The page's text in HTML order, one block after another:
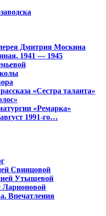
Дмитрия Москина
1941 — 1945
«Сестра таланта»
«Ремарка»
1991-го…
Свинцовой
Утышевой
Ларионовой
Впечатления